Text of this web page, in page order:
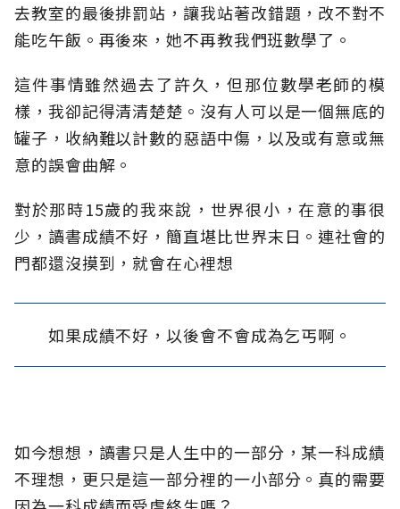
去教室的最後排罰站，讓我站著改錯題，改不對不
能吃午飯。再後來，她不再教我們班數學了。
這件事情雖然過去了許久，但那位數學老師的模
樣，我卻記得清清楚楚。沒有人可以是一個無底的
罐子，收納難以計數的惡語中傷，以及或有意或無
意的誤會曲解。
對於那時15歲的我來說，世界很小，在意的事很
少，讀書成績不好，簡直堪比世界末日。連社會的
門都還沒摸到，就會在心裡想
如果成績不好，以後會不會成為乞丐啊。
如今想想，讀書只是人生中的一部分，某一科成績
不理想，更只是這一部分裡的一小部分。真的需要